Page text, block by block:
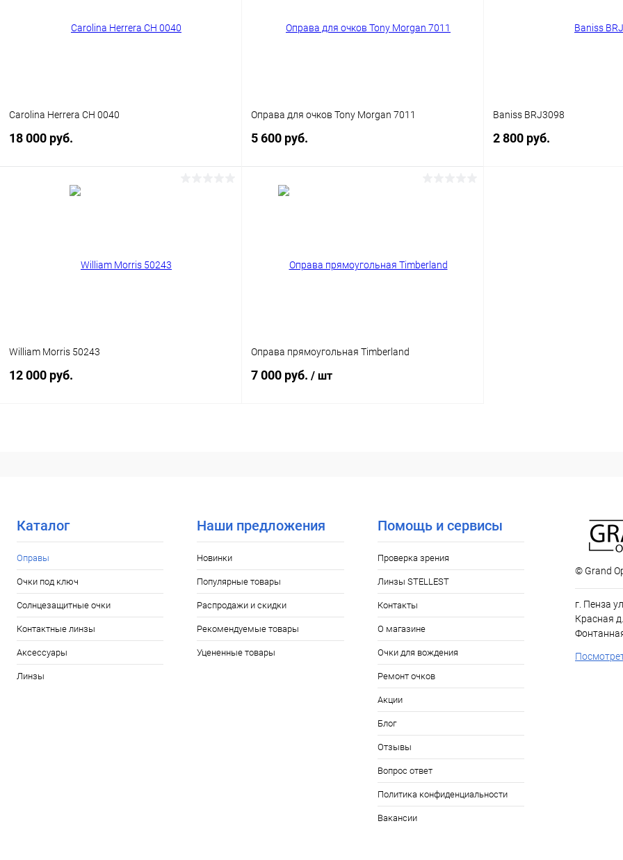
Carolina Herrera CH 0040
18 000 руб.
Оправа для очков Tony Morgan 7011
5 600 руб.
Baniss BRJ3098
2 800 руб.
William Morris 50243
12 000 руб.
Оправа прямоугольная Timberland
7 000 руб. / шт
Каталог
Оправы
Очки под ключ
Солнцезащитные очки
Контактные линзы
Аксессуары
Линзы
Наши предложения
Новинки
Популярные товары
Распродажи и скидки
Рекомендуемые товары
Уцененные товары
Помощь и сервисы
Проверка зрения
Линзы STELLEST
Контакты
О магазине
Очки для вождения
Ремонт очков
Акции
Блог
Отзывы
Вопрос ответ
Политика конфиденциальности
Вакансии
© Grand
г. Пенза
Красная